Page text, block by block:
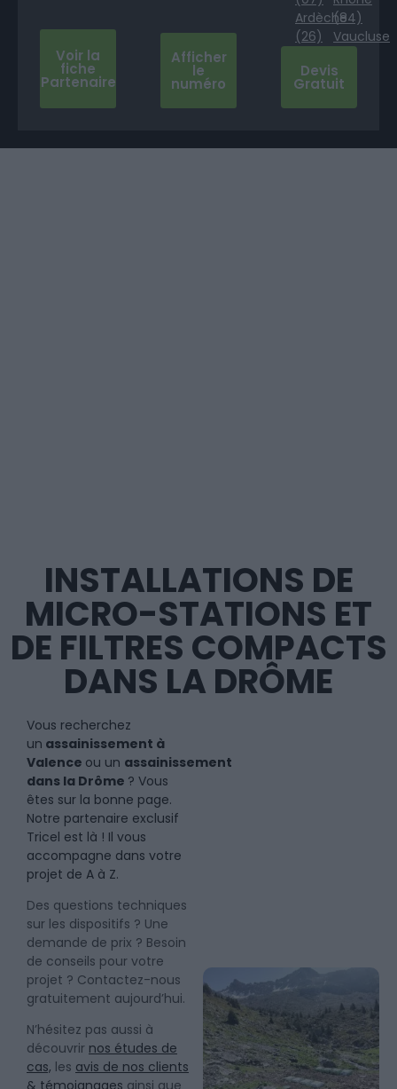
Voir la
fiche
Partenaire
Afficher
le
numéro
Ardèche
(26)
(84)
Vaucluse
Devis
Gratuit
INSTALLATIONS DE
MICRO-STATIONS ET
DE FILTRES COMPACTS
DANS LA DRÔME
Vous recherchez
un assainissement à
Valence ou un assainissement
dans la Drôme ? Vous
êtes sur la bonne page.
Notre partenaire exclusif
Tricel est là ! Il vous
accompagne dans votre
projet de A à Z.
Des questions techniques
sur les dispositifs ? Une
demande de prix ? Besoin
de conseils pour votre
projet ? Contactez-nous
gratuitement aujourd’hui.
N’hésitez pas aussi à
découvrir nos études de
cas, les avis de nos clients